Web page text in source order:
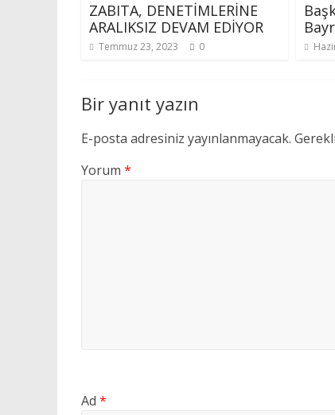
ZABITA, DENETİMLERİNE
ARALIKSIZ DEVAM EDİYOR
Temmuz 23, 2023 0
Bir yanıt yazın
E-posta adresiniz yayınlanmayacak.
Yorum *
Ad *